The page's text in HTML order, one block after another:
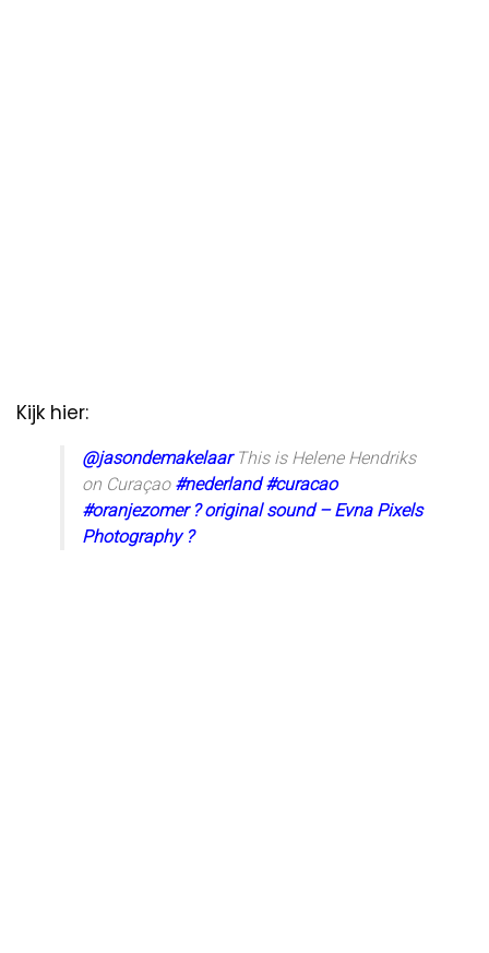
Kijk hier:
@jasondemakelaarThis is Helene Hendriks
on Curaçao #nederland #curacao
#oranjezomer ? original sound – Evna Pixels
Photography ?